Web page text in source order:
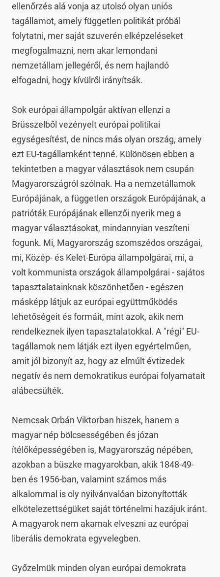
ellenőrzés alá vonja az utolsó olyan uniós
tagállamot, amely független politikát próbál
folytatni, mer saját szuverén elképzeléseket
megfogalmazni, nem akar lemondani
nemzetállam jellegéről, és nem hajlandó
elfogadni, hogy kívülről irányítsák.
Sok európai állampolgár aktívan ellenzi a
Brüsszelből vezényelt európai politikai
egységesítést, de nincs más olyan ország, amely
ezt EU-tagállamként tenné. Különösen ebben a
tekintetben a magyar választások nem csupán
Magyarországról szólnak. Ha a nemzetállamok
Európájának, a független országok Európájának, a
patrióták Európájának ellenzői nyerik meg a
magyar választásokat, mindannyian veszíteni
fogunk. Mi, Magyarország szomszédos országai,
mi, Közép- és Kelet-Európa állampolgárai, mi, a
volt kommunista országok állampolgárai - sajátos
tapasztalatainknak köszönhetően - egészen
másképp látjuk az európai együttműködés
lehetőségeit és formáit, mint azok, akik nem
rendelkeznek ilyen tapasztalatokkal. A "régi" EU-
tagállamok nem látják ezt ilyen egyértelműen,
amit jól bizonyít az, hogy az elmúlt évtizedek
negatív és nem demokratikus európai folyamatait
alábecsülték.
Nemcsak Orbán Viktorban hiszek, hanem a
magyar nép bölcsességében és józan
ítélőképességében is, Magyarország népében,
azokban a büszke magyarokban, akik 1848-49-
ben és 1956-ban, valamint számos más
alkalommal is oly nyilvánvalóan bizonyították
elkötelezettségüket saját történelmi hazájuk iránt.
A magyarok nem akarnak elveszni az európai
liberális demokrata egyvelegben.
Győzelmük minden olyan európai demokrata